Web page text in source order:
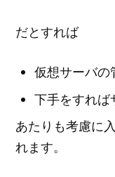
だとすれば
仮想サーバの
下手をすれば
あたりも考慮に
れます。